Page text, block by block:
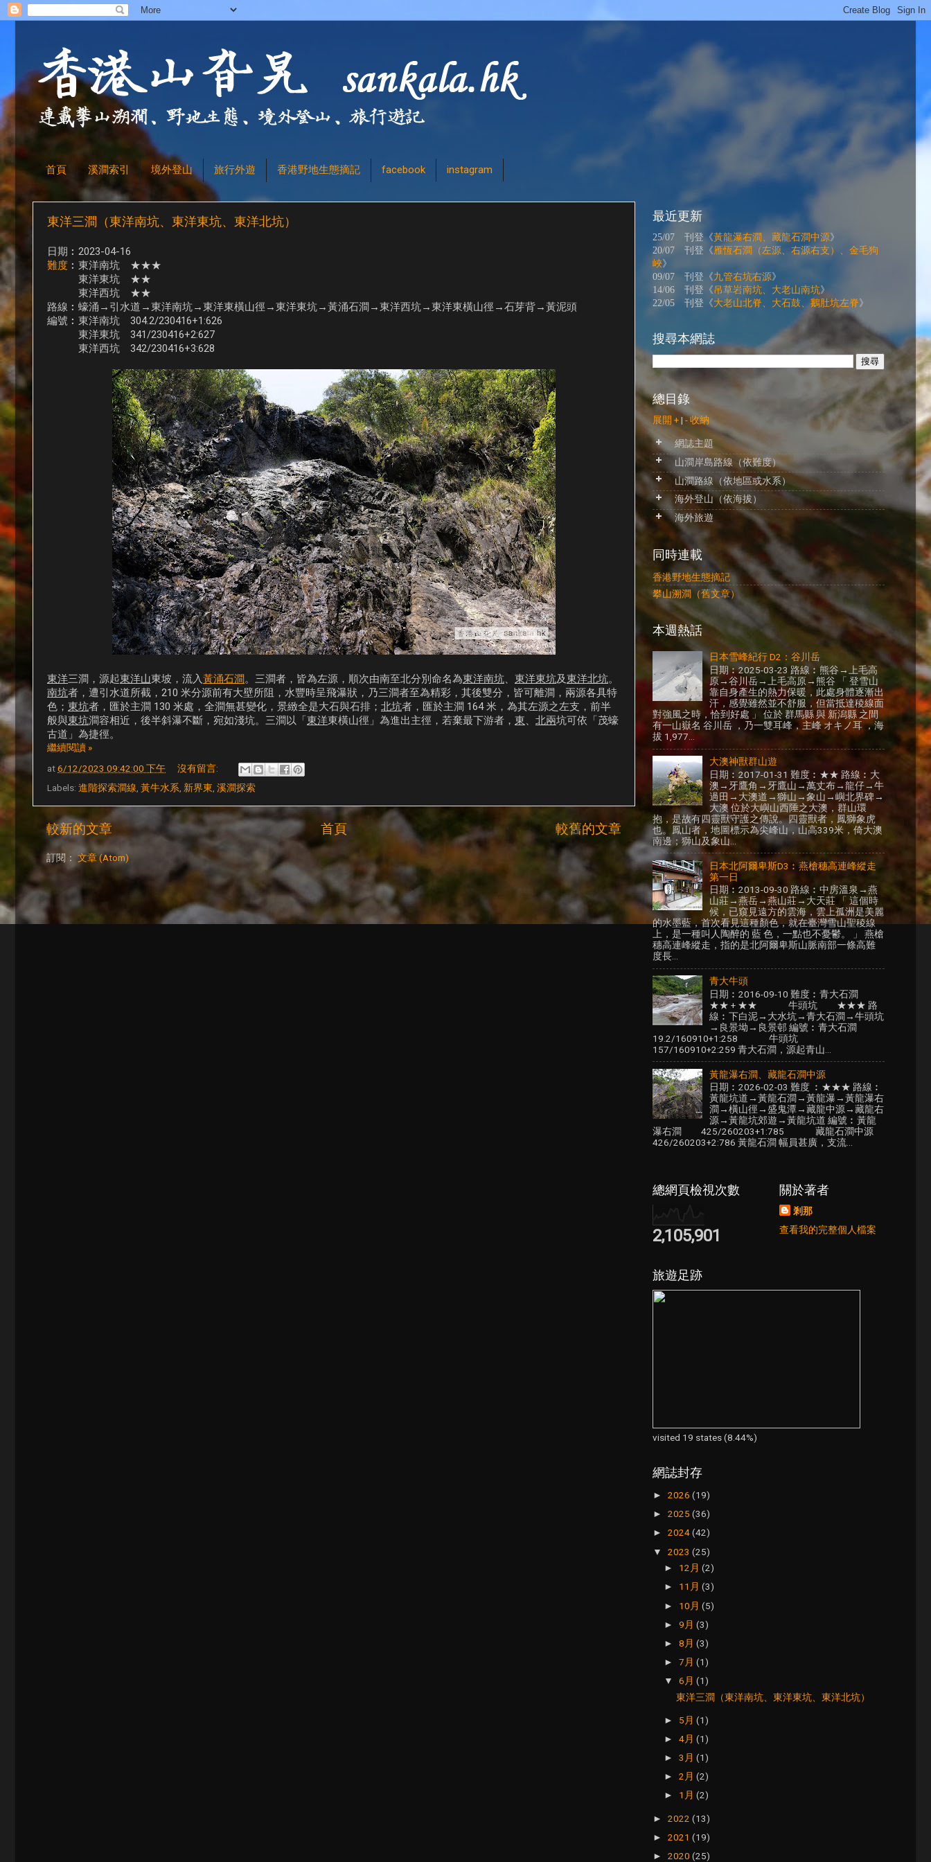
首頁 溪澗索引 境外登山 旅行外遊 香港野地生態摘記 facebook instagram
東洋三澗（東洋南坑、東洋東坑、東洋北坑）
日期︰2023-04-16
難度 ︰東洋南坑 ★★★
東洋東坑 ★★
東洋西坑 ★★
路線︰蠔涌→引水道→東洋南坑→東洋東橫山徑→東洋東坑→黃涌石澗→東洋西坑→東洋東橫山徑→石芽背→黃泥頭
編號︰東洋南坑 304.2/230416+1:626
東洋東坑 341/230416+2:627
東洋西坑 342/230416+3:628
東洋三澗，源起東洋山東坡，流入黃涌石澗。三澗者，皆為左源，順次由南至北分別命名為東洋南坑 東洋東坑及東洋北坑。
南坑者，遭引水道所截，210 米分源前有大壁所阻，水豐時呈飛瀑狀，乃三澗者至為精彩，其後雙分，皆可離澗，兩源各具特
色； 東坑者，匯於主澗 130 米處，全澗無甚變化，景緻全是大石與石排； 北坑者，匯於主澗 164 米，為其左源之左支，前半
般與東坑澗容相近，後半斜瀑不斷，宛如淺坑。三澗以「東洋東橫山徑」為進出主徑，若棄最下游者， 東 北兩坑可依「茂蠔
古道」為捷徑。
繼續閱讀 »
at6/12/2023 09:42:00 下午
沒有留言:
Labels: 進階探索澗線 黃牛水系 新界東 溪澗探索
較新的文章 較舊的文章
首頁
訂閱：文章 (Atom)
最近更新
25/07 刊登《黃龍瀑右澗、藏龍石澗中源》
20/07 刊登《雁恆石澗（左源、右源右支）、金毛狗
峽》
09/07 刊登《九管右坑右源》
14/06 刊登《吊草岩南坑、大老山南坑》
22/05 刊登《大老山北脊、大石鼓、鵝肚坑左脊》
搜尋本網誌
總目錄
展開 +| - 收納
網誌主題
山澗岸島路線（依難度）
山澗路線（依地區或水系）
海外登山（依海拔）
海外旅遊
同時連載
香港野地生態摘記
攀山溯澗（舊文章）
本週熱話
日本雪峰紀行 D2：谷川岳
日期︰2025-03-23 路線︰熊谷→上毛高
原→谷川岳→上毛高原→熊谷 「 登雪山
靠自身產生的熱力保暖，此處身體逐漸出
汗，感覺雖然並不舒服，但當抵達稜線面
對強風之時，恰到好處 」 位於 群馬縣 與 新潟縣 之間
有一山嶽名 谷川岳 ，乃一雙耳峰，主峰 オキノ耳 ，海
拔 1,977...
大澳神獸群山遊
日期︰2017-01-31 難度︰★★ 路線︰大
澳→牙鷹角→牙鷹山→萬丈布→龍仔→牛
過田→大澳道→獅山→象山→嶼北界碑→
大澳 位於大嶼山西陲之大澳，群山環
抱，是故有四靈獸守護之傳說。四靈獸者，鳳獅象虎
也。鳳山者，地圖標示為尖峰山，山高339米，倚大澳
南邊；獅山及象山...
日本北阿爾卑斯D3︰燕槍穗高連峰縱走
第一日
日期︰2013-09-30 路線︰中房溫泉→燕
山莊→燕岳→燕山莊→大天莊 「 這個時
候，已窺見遠方的雲海，雲上孤洲是美麗
的水墨藍，首次看見這種顏色，就在臺灣雪山聖稜線
上，是一種叫人陶醉的 藍 色，一點也不憂鬱。 」 燕槍
穗高連峰縱走，指的是北阿爾卑斯山脈南部一條高難
度長...
青大牛頭
日期︰2016-09-10 難度︰青大石澗
★★ + ★★ 牛頭坑 ★★★ 路
線︰下白泥→大水坑→青大石澗→牛頭坑
→良景坳→良景邨 編號︰青大石澗
19.2/160910+1:258 牛頭坑
157/160910+2:259 青大石澗，源起青山...
黃龍瀑右澗、藏龍石澗中源
日期︰2026-02-03 難度 ︰★★★ 路線︰
黃龍坑道→黃龍石澗→黃龍瀑→黃龍瀑右
澗→橫山徑→盛鬼潭→藏龍中源→藏龍右
源→黃龍坑郊遊→黃龍坑道 編號︰黃龍
瀑右澗 425/260203+1:785 藏龍石澗中源
426/260203+2:786 黃龍石澗 幅員甚廣，支流...
總網頁檢視次數
2,105,901
關於著者
剎那
查看我的完整個人檔案
旅遊足跡
visited 19 states (8.44%)
網誌封存
► 2026 (19)
► 2025 (36)
► 2024(42)
▼ 2023 (25)
► 12月(2)
► 11月(3)
► 10月(5)
►9月(3)
►8月(3)
►7月(1)
▼6月(1)
東洋三澗（東洋南坑、東洋東坑、東洋北坑）
► 5月(1)
►4月(1)
►3月(1)
►2月(2)
► 1月(2)
► 2022 (13)
► 2021 (19)
► 2020 (25)